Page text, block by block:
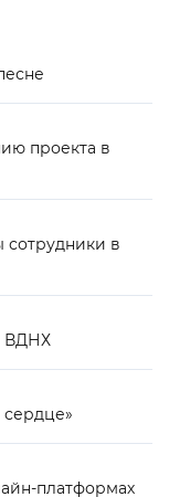
проекта в
сотрудники в
ВДНХ
платформах